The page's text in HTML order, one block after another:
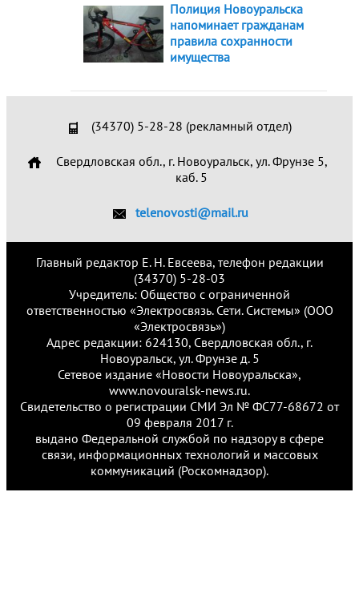
Полиция Новоуральска
напоминает гражданам
правила сохранности
имущества
(34370) 5-28-28 (рекламный отдел)
Свердловская обл., г. Новоуральск, ул. Фрунзе 5,
каб. 5
telenovosti@mail.ru
Главный редактор Е. Н. Евсеева, телефон редакции
(34370) 5-28-03
Учредитель: Общество с ограниченной
ответственностью «Электросвязь. Сети. Системы» (ООО
«Электросвязь»)
Адрес редакции: 624130, Свердловская обл., г.
Новоуральск, ул. Фрунзе д. 5
Сетевое издание «Новости Новоуральска»,
www.novouralsk-news.ru.
Свидетельство о регистрации СМИ Эл № ФС77-68672 от
09 февраля 2017 г.
выдано Федеральной службой по надзору в сфере
связи, информационных технологий и массовых
коммуникаций (Роскомнадзор).